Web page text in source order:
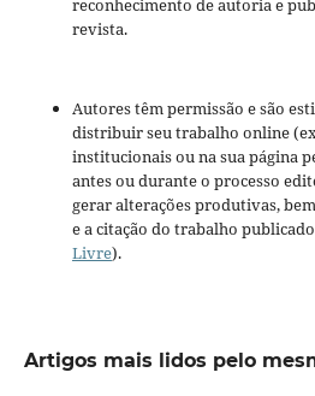
reconhecimento de autoria e
revista.
Autores têm permissão e são
distribuir seu trabalho online
institucionais ou na sua página
antes ou durante o processo
gerar alterações produtivas,
e a citação do trabalho
Livre).
Artigos mais lidos pelo